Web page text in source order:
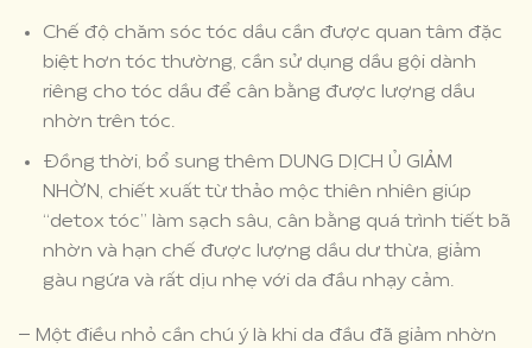
Chế độ chăm sóc tóc dầu cần được quan tâm đặc
biệt hơn tóc thường, cần sử dụng dầu gội dành
riêng cho tóc dầu để cân bằng được lượng dầu
nhờn trên tóc.
Đồng thời, bổ sung thêm DUNG DỊCH Ủ GIẢM
NHỜN, chiết xuất từ thảo mộc thiên nhiên giúp
“detox tóc” làm sạch sâu, cân bằng quá trình tiết bã
nhờn và hạn chế được lượng dầu dư thừa, giảm
gàu ngứa và rất dịu nhẹ với da đầu nhạy cảm.
– Một điều nhỏ cần chú ý là khi da đầu đã giảm nhờn